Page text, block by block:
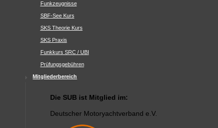
Funkzeugnisse
SBF-See Kurs
SKS Theorie Kurs
SKS Praxis
Funkkurs SRC / UBI
Prüfungsgebühren
Mitgliederbereich
Die SUB ist Mitglied im:
Deutscher Motoryachtverband e.V.